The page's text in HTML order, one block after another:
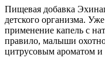
Пищевая добавка
детского организма.
применение капель с
правило, малыши
цитрусовым ароматом